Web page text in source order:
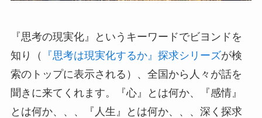
『思考の現実化』というキーワードでビヨンドを
知り（
『思考は現実化するか』探求シリーズが検
索のトップに表示される）、全国から人々が話を
聞きに来てくれます。『心』とは何か、『感情』
とは何か、、、『人生』とは何か、、、深く探求